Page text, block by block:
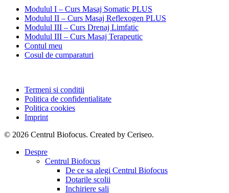
Modulul I – Curs Masaj Somatic PLUS
Modulul II – Curs Masaj Reflexogen PLUS
Modulul III – Curs Drenaj Limfatic
Modulul III – Curs Masaj Terapeutic
Contul meu
Cosul de cumparaturi
Termeni si conditii
Politica de confidentialitate
Politica cookies
Imprint
© 2026 Centrul Biofocus. Created by Ceriseo.
Close
Despre
Centrul Biofocus
De ce sa alegi Centrul Biofocus
Dotarile scolii
Inchiriere sali